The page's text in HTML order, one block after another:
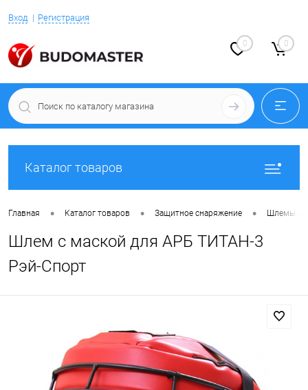
Вход Регистрация
0 0
Каталог товаров
Главная • Каталог товаров • Защитное снаряжение • Шлемы
Шлем с маской для АРБ ТИТАН-3
Рэй-Спорт